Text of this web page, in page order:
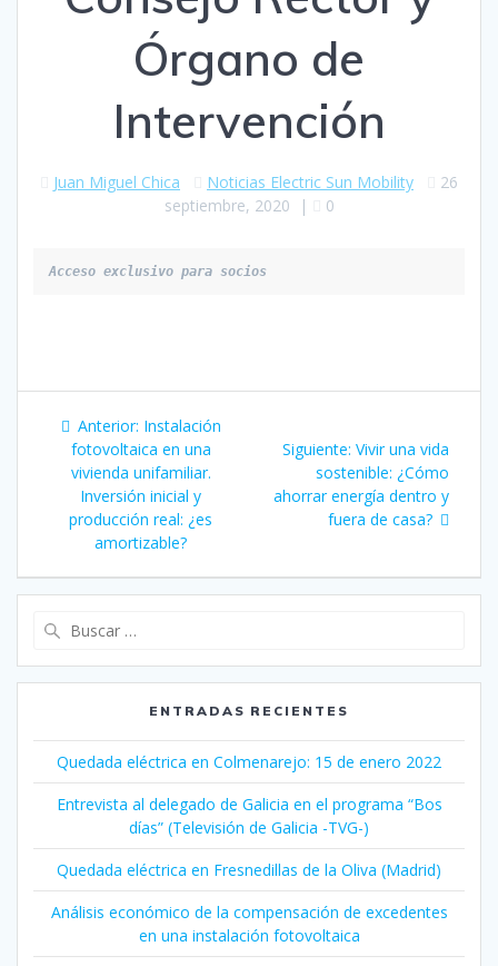
Órgano de
Intervención
Juan Miguel Chica Noticias Electric Sun Mobility
26
septiembre, 2020 | 0
Acceso exclusivo para socios
Navegación
entradas
Anterior: Entrada
anterior:
Instalación
fotovoltaica en una
vivienda unifamiliar.
Inversión inicial y
producción real: ¿es
amortizable?
Siguiente: Siguiente
entrada:
Vivir una vida
sostenible: ¿Cómo
ahorrar energía dentro y
fuera de casa?
ENTRADAS RECIENTES
Quedada eléctrica en Colmenarejo: 15 de enero 2022
Entrevista al delegado de Galicia en el programa “Bos
días” (Televisión de Galicia -TVG-)
Quedada eléctrica en Fresnedillas de la Oliva (Madrid)
Análisis económico de la compensación de excedentes
en una instalación fotovoltaica